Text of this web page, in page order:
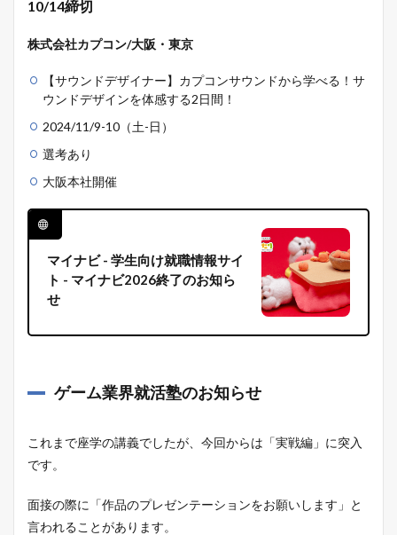
10/14締切
株式会社カプコン/大阪・東京
【サウンドデザイナー】カプコンサウンドから学べる！サ
ウンドデザインを体感する2日間！
2024/11/9-10（土-日）
選考あり
大阪本社開催
マイナビ - 学生向け就職情報サイ
ト - マイナビ2026終了のお知ら
せ
ゲーム業界就活塾のお知らせ
これまで座学の講義でしたが、今回からは「実戦編」に突入
です。
面接の際に「作品のプレゼンテーションをお願いします」と
言われることがあります。